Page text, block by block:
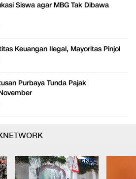
Siswa agar MBG Tak Dibawa
Keuangan Ilegal, Mayoritas Pinjol
Purbaya Tunda Pajak